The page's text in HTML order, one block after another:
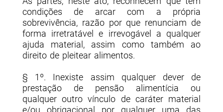
condições de arcar com a própria
sobrevivência, razão por que renunciam de
forma irretratável e irrevogável a qualquer
ajuda material, assim como também ao
direito de pleitear alimentos.
§ 1º. Inexiste assim qualquer dever de
prestação de pensão alimentícia ou
qualquer outro vínculo de caráter material
e/ou obrigacional por qualquer uma das